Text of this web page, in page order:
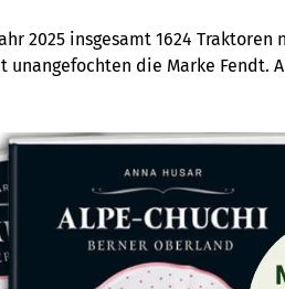
2025 insgesamt 1624
die Marke Fendt.